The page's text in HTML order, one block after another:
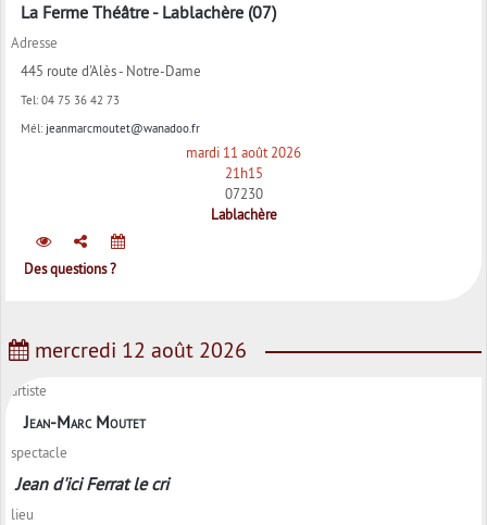
La Ferme Théâtre - Lablachère (07)
Adresse
445 route d'Alès - Notre-Dame
Tel: 04 75 36 42 73
Mél: jeanmarcmoutet@wanadoo.fr
mardi 11 août 2026
21h15
07230
Lablachère
Des questions ?
mercredi 12 août 2026
artiste
Jean-Marc Moutet
spectacle
Jean d'ici Ferrat le cri
lieu